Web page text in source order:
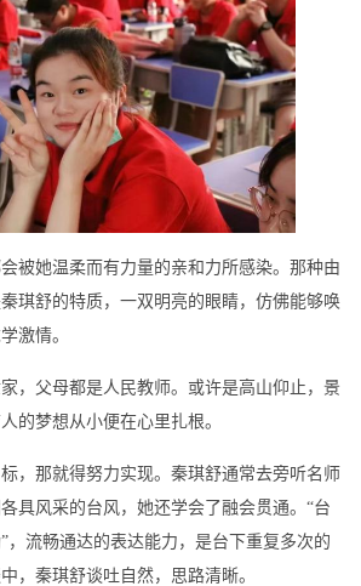
被她温柔而有力量的亲和力所感染。那种由
琪舒的特质，一双明亮的眼睛，仿佛能够唤
激情。
，父母都是人民教师。或许是高山仰止，景
的梦想从小便在心里扎根。
，那就得努力实现。秦琪舒通常去旁听名师
具风采的台风，她还学会了融会贯通。“台
，流畅通达的表达能力，是台下重复多次的
，秦琪舒谈吐自然，思路清晰。